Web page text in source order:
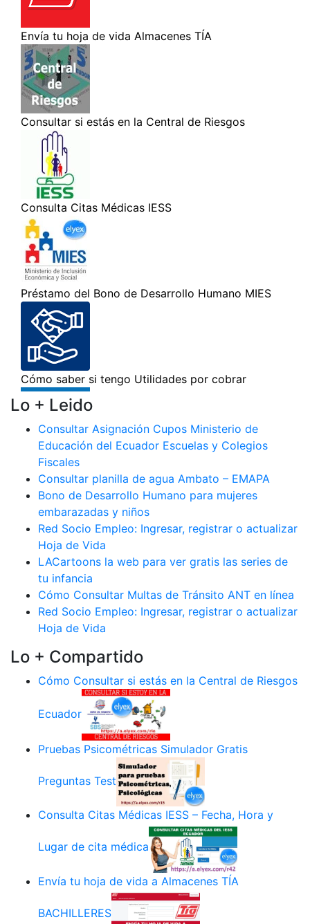
Lo + Leido
Consultar Asignación Cupos Ministerio de
Educación del Ecuador Escuelas y Colegios
Fiscales
Consultar planilla de agua Ambato – EMAPA
Bono de Desarrollo Humano para mujeres
embarazadas y niños
Red Socio Empleo: Ingresar, registrar o actualizar
Hoja de Vida
LACartoons la web para ver gratis las series de
tu infancia
Cómo Consultar Multas de Tránsito ANT en línea
Red Socio Empleo: Ingresar, registrar o actualizar
Hoja de Vida
Lo + Compartido
Cómo Consultar si estás en la Central de Riesgos
Ecuador
Pruebas Psicométricas Simulador Gratis
Preguntas Test
Consulta Citas Médicas IESS – Fecha, Hora y
Lugar de cita médica
Envía tu hoja de vida a Almacenes TÍA
BACHILLERES